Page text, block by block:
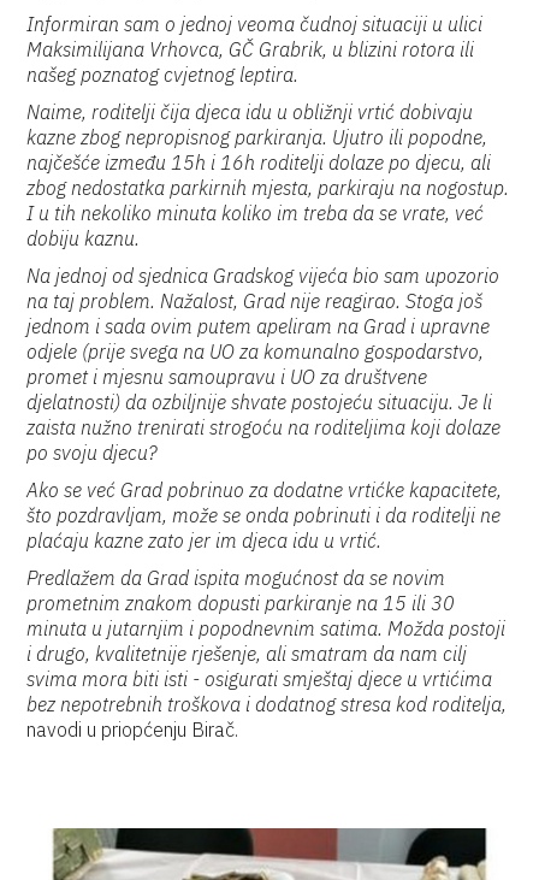
Informiran sam o jednoj veoma čudnoj situaciji u ulici
Maksimilijana Vrhovca, GČ Grabrik, u blizini rotora ili
našeg poznatog cvjetnog leptira.
Naime, roditelji čija djeca idu u obližnji vrtić dobivaju
kazne zbog nepropisnog parkiranja. Ujutro ili popodne,
najčešće između 15h i 16h roditelji dolaze po djecu, ali
zbog nedostatka parkirnih mjesta, parkiraju na nogostup.
I u tih nekoliko minuta koliko im treba da se vrate, već
dobiju kaznu.
Na jednoj od sjednica Gradskog vijeća bio sam upozorio
na taj problem. Nažalost, Grad nije reagirao. Stoga još
jednom i sada ovim putem apeliram na Grad i upravne
odjele (prije svega na UO za komunalno gospodarstvo,
promet i mjesnu samoupravu i UO za društvene
djelatnosti) da ozbiljnije shvate postojeću situaciju. Je li
zaista nužno trenirati strogoću na roditeljima koji dolaze
po svoju djecu?
Ako se već Grad pobrinuo za dodatne vrtićke kapacitete,
što pozdravljam, može se onda pobrinuti i da roditelji ne
plaćaju kazne zato jer im djeca idu u vrtić.
Predlažem da Grad ispita mogućnost da se novim
prometnim znakom dopusti parkiranje na 15 ili 30
minuta u jutarnjim i popodnevnim satima. Možda postoji
i drugo, kvalitetnije rješenje, ali smatram da nam cilj
svima mora biti isti - osigurati smještaj djece u vrtićima
bez nepotrebnih troškova i dodatnog stresa kod roditelja,
navodi u priopćenju Birač.